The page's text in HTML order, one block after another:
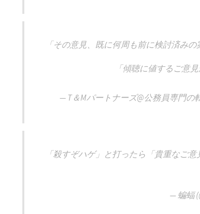
「その意見、既に何周も前に検討済み
「傾聴に値するご意
— T＆Mパートナーズ@公務員専門の
「殺すぞハゲ」と打ったら「貴重なご
— 蝙蝠